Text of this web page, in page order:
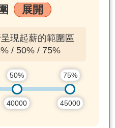
展開
現起薪的範圍區
/ 50% / 75%
50%
40000
75%
45000